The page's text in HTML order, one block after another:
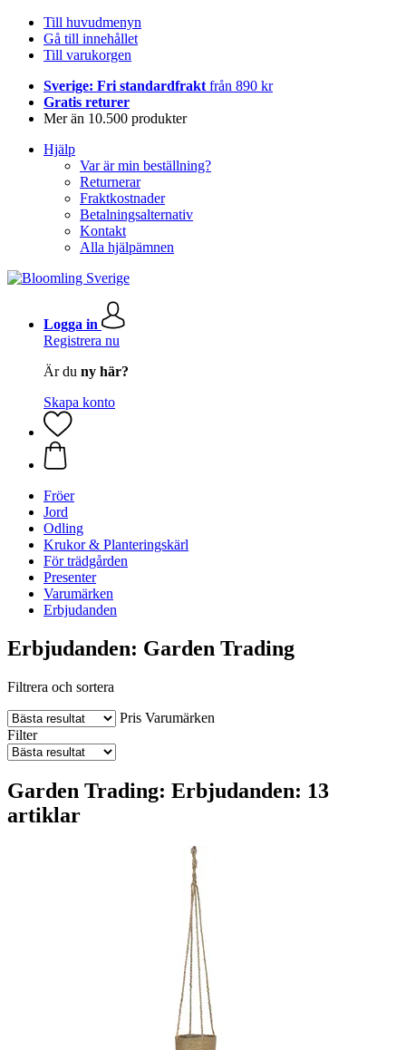
Till huvudmenyn
Gå till innehållet
Till varukorgen
Sverige: Fri standardfrakt från 890 kr
Gratis returer
Mer än 10.500 produkter
Hjälp
Var är min beställning?
Returnerar
Fraktkostnader
Betalningsalternativ
Kontakt
Alla hjälpämnen
Logga in
Registrera nu
Är du ny här?
Skapa konto
Fröer
Jord
Odling
Krukor & Planteringskärl
För trädgården
Presenter
Varumärken
Erbjudanden
Erbjudanden: Garden Trading
Filtrera och sortera
Pris Varumärken
Filter
Garden Trading: Erbjudanden: 13
artiklar